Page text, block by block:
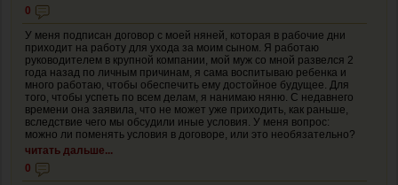
0
У меня подписан договор с моей няней, которая в рабочие дни
приходит на работу для ухода за моим сыном. Я работаю
руководителем в крупной компании, мой муж со мной развелся 2
года назад по личным причинам, я сама воспитываю ребенка и
много работаю, чтобы обеспечить ему достойное будущее. Для
того, чтобы успеть по всем делам, я нанимаю няню. С недавнего
времени она заявила, что не может уже приходить, как раньше,
вследствие чего мы обсудили иные условия. У меня вопрос:
можно ли поменять условия в договоре, или это необязательно?
читать дальше...
0